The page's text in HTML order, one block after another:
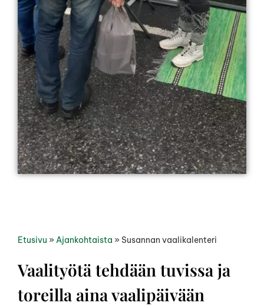
Etusivu » Ajankohtaista » Susannan vaalikalenteri
Vaalityötä tehdään tuvissa ja
toreilla aina vaalipäivään